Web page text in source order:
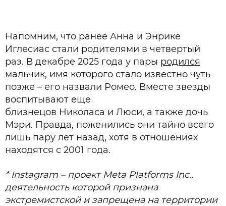
Напомним, что ранее Анна и Энрике
Иглесиас стали родителями в четвертый
раз. В декабре 2025 года у пары родился
мальчик, имя которого стало известно чуть
позже – его назвали Ромео. Вместе звезды
воспитывают еще
близнецов Николаса и Люси, а также дочь
Мэри. Правда, поженились они тайно всего
лишь пару лет назад, хотя в отношениях
находятся с 2001 года.
* Instagram – проект Meta Platforms Inc.,
деятельность которой признана
экстремистской и запрещена на территории